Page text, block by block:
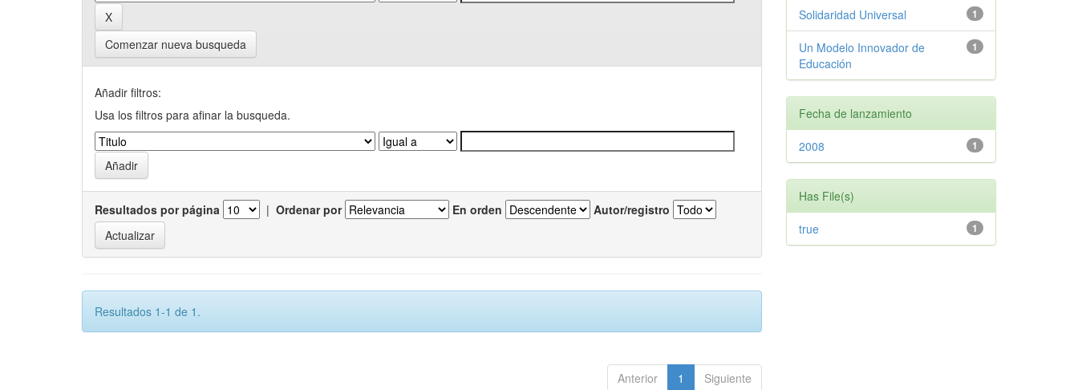
Comenzar nueva busqueda
Añadir filtros:
Usa los filtros para afinar la busqueda.
Resultados por página | Ordenar por En orden Autor/registro
Resultados 1-1 de 1.
Anterior 1 Siguiente
1
Solidaridad Universal
1
Un Modelo Innovador de
Educación
Fecha de lanzamiento
1
2008
Has File(s)
1
true